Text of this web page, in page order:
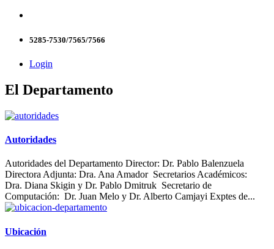
5285-7530/7565/7566
Login
El Departamento
Autoridades
Autoridades del Departamento Director: Dr. Pablo Balenzuela
Directora Adjunta: Dra. Ana Amador Secretarios Académicos:
Dra. Diana Skigin y Dr. Pablo Dmitruk Secretario de
Computación: Dr. Juan Melo y Dr. Alberto Camjayi Exptes de...
Ubicación